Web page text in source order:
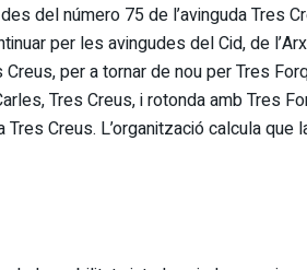
del número 75 de l’avinguda Tres
per les avingudes del Cid, de
Creus, per a tornar de nou per Tres
Tres Creus, i rotonda amb Tres
Tres Creus. L’organització calcula